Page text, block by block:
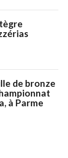
de bronze
à Parme